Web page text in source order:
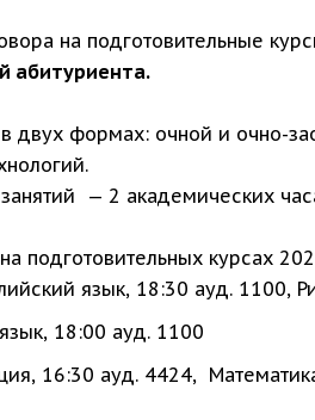
на подготовительные
абитуриента.
в двух формах: очной и очно-
— 2 академических
подготовительных курсах
язык, 18:30 ауд. 1100,
18:00 ауд. 1100
16:30 ауд. 4424,